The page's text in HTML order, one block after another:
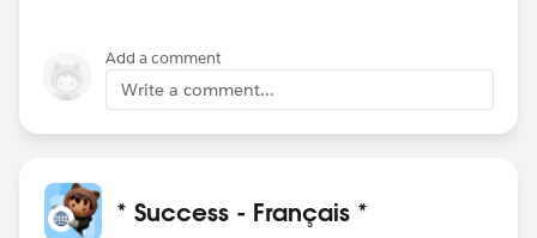
Add a comment
Write a comment...
* Success - Français *